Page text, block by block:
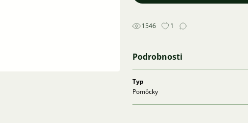
1546 1
Podrobnosti
Typ
Pomôcky